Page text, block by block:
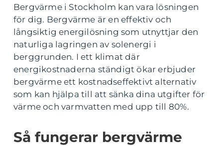
Bergvärme i Stockholm kan vara lösningen
för dig. Bergvärme är en effektiv och
långsiktig energilösning som utnyttjar den
naturliga lagringen av solenergi i
berggrunden. I ett klimat där
energikostnaderna ständigt ökar erbjuder
bergvärme ett kostnadseffektivt alternativ
som kan hjälpa till att sänka dina utgifter för
värme och varmvatten med upp till 80%.
Så fungerar bergvärme